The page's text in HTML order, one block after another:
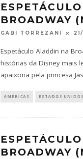
BROADWAY
GABI TORREZANI
Espetáculo Aladdin na
histórias da Disney mais
apaixona pela princesa
AMÉRICAS ESTADOS UNIDOS
BROADWAY